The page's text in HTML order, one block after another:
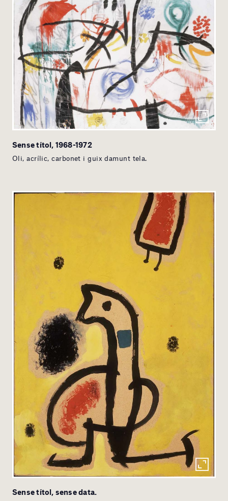
Sense títol, 1968-1972
Oli, acrílic, carbonet i guix damunt tela.
Sense títol, sense data.